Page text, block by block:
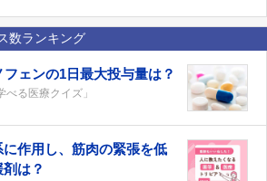
数ランキング
ェンの1日最大投与量は？
る医療クイズ」
作用し、筋肉の緊張を低
は？